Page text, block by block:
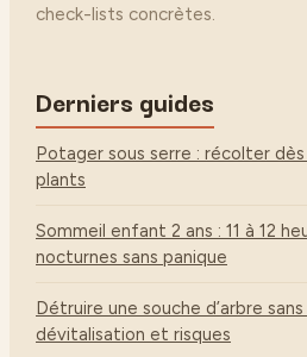
check-lists concrètes.
Derniers guides
Potager sous serre : récolter
plants
Sommeil enfant 2 ans : 11 à 12
nocturnes sans panique
Détruire une souche d’arbre
dévitalisation et risques